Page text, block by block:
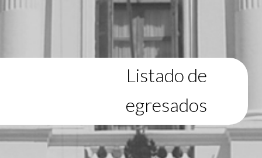
Listado de
egresados